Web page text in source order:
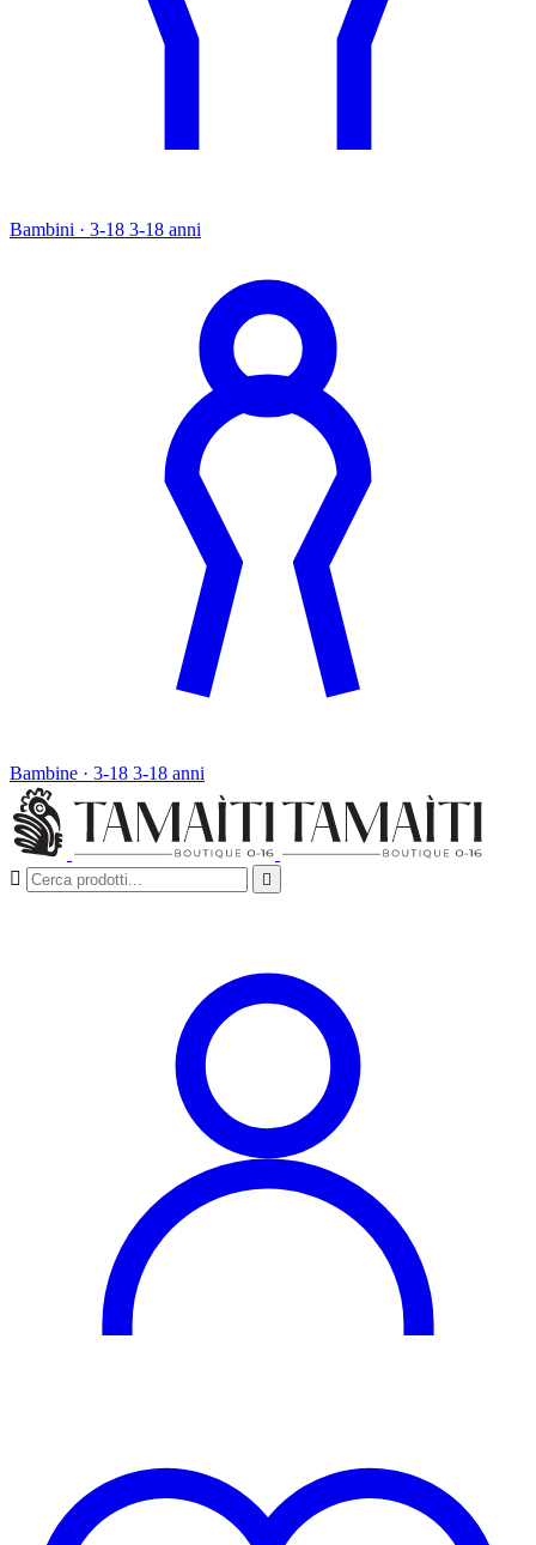
Bambini · 3-18 3-18 anni
Bambine · 3-18 3-18 anni
 